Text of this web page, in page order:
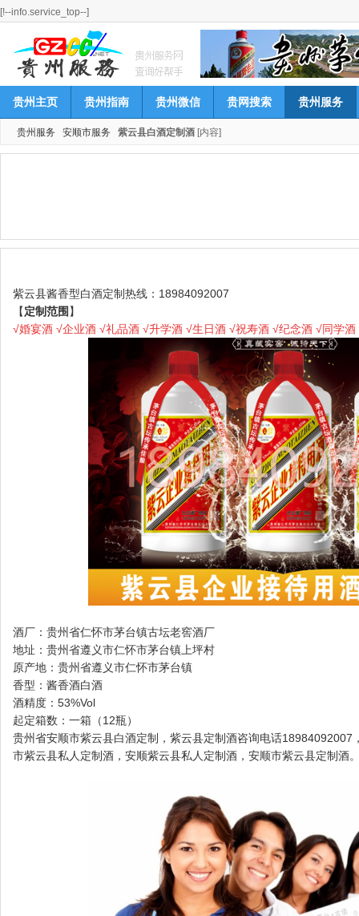
[!--info.service_top--]
贵州主页 贵州指南 贵州微信 贵网搜索 贵州服务
贵州服务 安顺市服务 紫云县白酒定制酒 [内容]
紫云县酱香型白酒定制热线：18984092007
【定制范围 】
√婚宴酒 √企业酒 √礼品酒 √升学酒 √生日酒 √祝寿酒 √纪念酒 √同学
酒厂：贵州省仁怀市茅台镇古坛老窖酒厂
地址：贵州省遵义市仁怀市茅台镇上坪村
原产地：贵州省遵义市仁怀市茅台镇
香型：酱香酒白酒
酒精度：53%Vol
起定箱数：一箱（12瓶）
贵州省安顺市紫云县白酒定制，紫云县定制酒咨询电话18984092007
市紫云县私人定制酒，安顺紫云县私人定制酒，安顺市紫云县定制酒